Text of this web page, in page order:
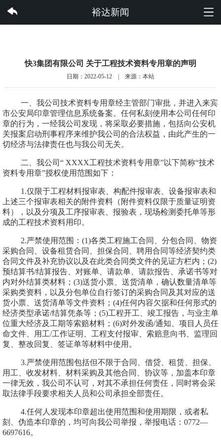
快3集团有限公司
裕达新闻
快3集团有限公司 关于工程技术资料专用章的声明
日期：2022-05-12 | 来源：本站
一、我公司技术资料专用章经主管部门审批，并进入来宾
市公安局印章管理信息系统备案。任何私刻使用本公司任何印
章的行为，一经我公司发现，将采取必要措施，包括向公安机
关报案启动刑事程序来维护我公司的合法权益，由此产生的一
切经济与法律责任也与我公司无关。
二、我公司“ XXXX工程技术资料专用章”以下简称“技术
资料专用章”授权使用范围如下：
1 .仅限于工程材料报审表、构配件报审表、设备报审表和
上述三个报审表相关的附件资料（附件资料仅限于质量证明资
料），以及分项及工序报审表、报验表，现场检测委托单等形
成的工程技术资料用印。
2.严禁使用范围：(1)各类工程施工合同、分包合同、物资
采购合同、设备租赁合同、担保合同、聘用合同等经济契约类
合同文件及补充协议以及在此类合同类文件的见证方栏内； (2)
预结算书/结算报告、对账单、请款单、请款报告、承诺书等对
内对外结算类材料； (3)送货小票、送货清单，确认数量清单等
采购类资料，以及分包单位自行签订的采购合同及其对应的送
货小票、送货清单等文件资料； (4)任何内容欠据和任何形式的
经济类型承诺/结算凭条等 ； (5)工程开工、竣工报告，与业主单
位重大经济及工期等索赔材料； (6)对外发函/通知、项目人员任
命文件、用工/工作证明、工程支付报审、索赔意向书、监理回
复、整改回复、签证单等材料中使用。
3.严禁使用范围包括但不限于合同、借贷、租赁、担保、
用工、收发材料、材料采购及其他合同、协议等，加盖本印章
一律无效，我公司不认可，对其不承担任何责任，同时将会采
取法律手段要求相关人员和公司承担全部责任。
4.任何人发现本印章超出使用范围和使用期限，或者私
刻、伪造本印章的，均可向我公司举报，举报电话： 0772—
6697616。